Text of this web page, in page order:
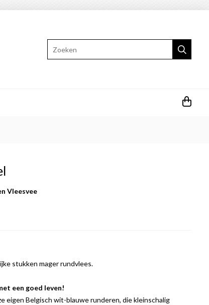
Vleesvee
stukken mager rundvlees.
een goed leven!
eigen Belgisch wit-blauwe runderen, die kleinschalig